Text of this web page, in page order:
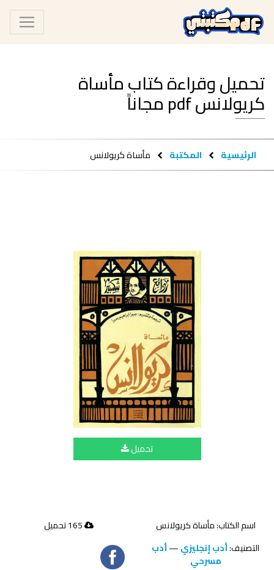
تحميل وقراءة كتاب مأساة
كريولانس pdf مجاناً
الرئيسية المكتبة مأساة كريولانس
تحميل
اسم الكتاب: مأساة كريولانس
التصنيف:أدب إنجليزي—أدب
مسرحي